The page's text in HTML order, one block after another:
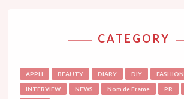
CATEGORY
APPLI BEAUTY DIARY DIY FASHION
INTERVIEW NEWS Nom de Frame PR